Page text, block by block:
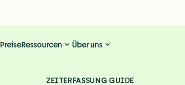
PreiseRessourcen Über uns
ZEITERFASSUNG GUIDE